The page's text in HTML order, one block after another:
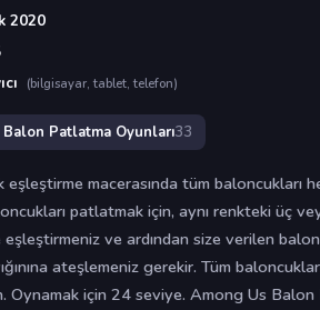
2020
(bilgisayar, tablet, telefon)
Balon Patlatma Oyunları33
eşleştirme macerasında tüm baloncukları
patlatmak için, aynı renkteki üç
ve ardından size verilen
ateşlemeniz gerekir. Tüm
Oynamak için 24 seviye. Among Us